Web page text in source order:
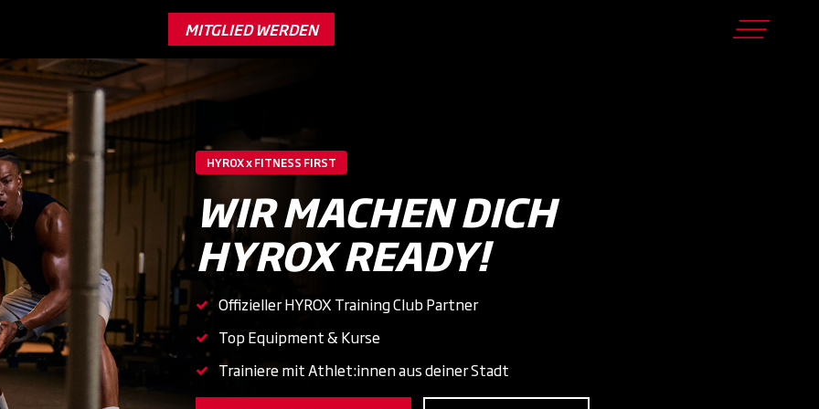
MITGLIED WERDEN
HYROX x FITNESS FIRST
WIR MACHEN DICH
HYROX READY!
Offizieller HYROX Training Club Partner
Top Equipment & Kurse
Trainiere mit Athlet:innen aus deiner Stadt